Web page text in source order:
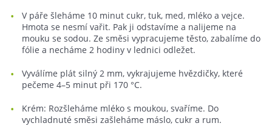
V páře šleháme 10 minut cukr, tuk, med, mléko a vejce.
Hmota se nesmí vařit. Pak ji odstavíme a nalijeme na
mouku se sodou. Ze směsi vypracujeme těsto, zabalíme do
fólie a necháme 2 hodiny v lednici odležet.
Vyválíme plát silný 2 mm, vykrajujeme hvězdičky, které
pečeme 4–5 minut při 170 °C.
Krém: Rozšleháme mléko s moukou, svaříme. Do
vychladnuté směsi zašleháme máslo, cukr a rum.